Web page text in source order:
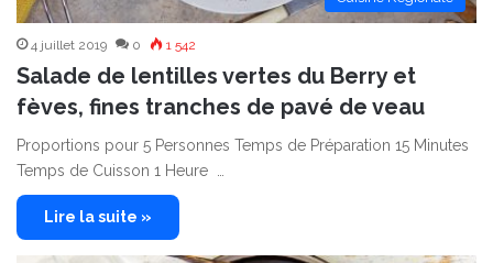
4 juillet 2019 0 1 542
Salade de lentilles vertes du Berry et
fèves, fines tranches de pavé de veau
Proportions pour 5 Personnes Temps de Préparation 15 Minutes
Temps de Cuisson 1 Heure …
Lire la suite »